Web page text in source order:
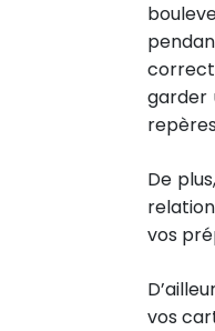
garder
De
vos
vos